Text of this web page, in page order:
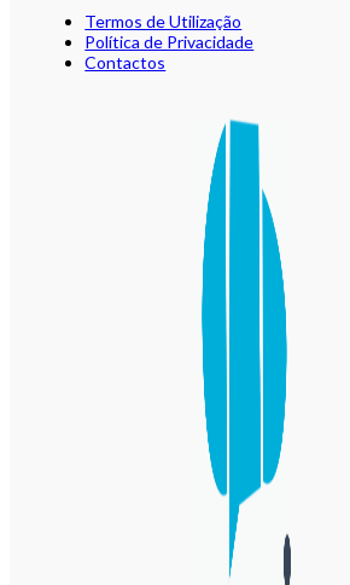
Termos de Utilização
Política de Privacidade
Contactos